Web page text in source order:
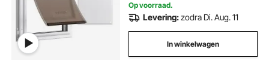
Op voorraad.
Levering:zodra Di. Aug. 11
In winkelwagen